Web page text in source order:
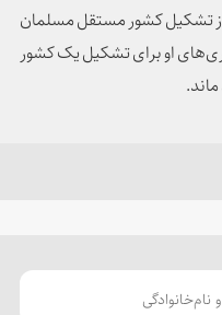
۱۹۴۷ درست یک سال بعد از تشکیل کشور مستقل مسلمان
گفت، اما فداکاری‌های او برای تشکیل یک کشور